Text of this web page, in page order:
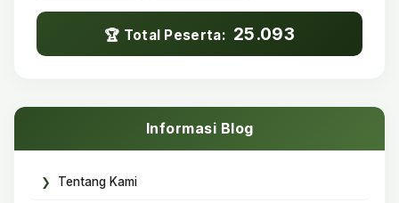
🏆 Total Peserta: 25.093
Informasi Blog
Tentang Kami